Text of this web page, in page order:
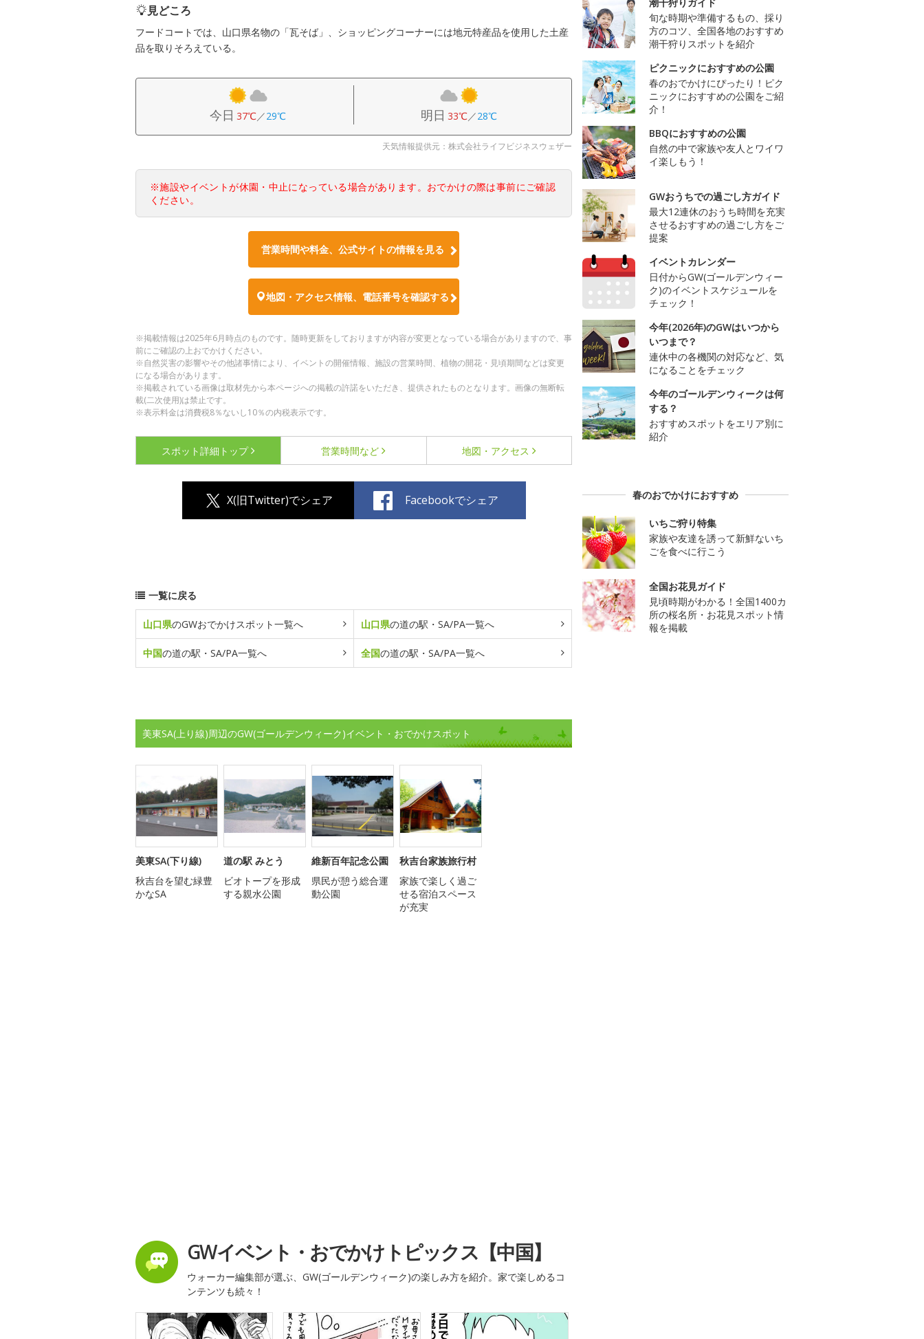
見どころ
フードコートでは、山口県名物の「瓦そば」、ショッピングコーナーには地元特産品を使用した土産
品を取りそろえている。
今日 37℃／29℃ 明日 33℃／28℃
天気情報提供元：株式会社ライフビジネスウェザー
※施設やイベントが休園・中止になっている場合があります。おでかけの際は事前にご確認
ください。
営業時間や料金、公式サイトの情報を見る
地図・アクセス情報、電話番号を確認する
※掲載情報は2025年6月時点のものです。随時更新をしておりますが内容が変更となっている場合がありますので、事
前にご確認の上おでかけください。
※自然災害の影響やその他諸事情により、イベントの開催情報、施設の営業時間、植物の開花・見頃期間などは変更
になる場合があります。
※掲載されている画像は取材先から本ページへの掲載の許諾をいただき、提供されたものとなります。画像の無断転
載(二次使用)は禁止です。
※表示料金は消費税8％ないし10％の内税表示です。
スポット詳細 トップ 営業時間など 地図・アクセス
X(旧Twitter)でシェア Facebookでシェア
一覧に戻る
山口県のGWおでかけスポット一覧へ 山口県の道の駅・SA/PA一覧へ
中国の道の駅・SA/PA一覧へ 全国の道の駅・SA/PA一覧へ
美東SA(上り線)周辺のGW(ゴールデンウィーク)イベント・おでかけスポット
美東SA(下り線)
秋吉台を望む緑豊
かなSA
道の駅 みとう
ビオトープを形成
する親水公園
維新百年記念公園
県民が憩う総合運
動公園
秋吉台家族旅行村
家族で楽しく過ご
せる宿泊スペース
が充実
GWイベント・おでかけトピックス【中国】
ウォーカー編集部が選ぶ、GW(ゴールデンウィーク)の楽しみ方を紹介。家で楽しめるコ
ンテンツも続々！
旬な時期や準備するもの、採り
方のコツ、全国各地のおすすめ
潮干狩りスポットを紹介
ピクニックにおすすめの公園
春のおでかけにぴったり！ピク
ニックにおすすめの公園をご紹
介！
BBQにおすすめの公園
自然の中で家族や友人とワイワ
イ楽しもう！
GWおうちでの過ごし方ガイド
最大12連休のおうち時間を充実
させるおすすめの過ごし方をご
提案
イベントカレンダー
日付からGW(ゴールデンウィー
ク)のイベントスケジュールを
チェック！
今年(2026年)のGWはいつから
いつまで？
連休中の各機関の対応など、気
になることをチェック
今年のゴールデンウィークは何
する？
おすすめスポットをエリア別に
紹介
春のおでかけにおすすめ
いちご狩り特集
家族や友達を誘って新鮮ないち
ごを食べに行こう
全国お花見ガイド
見頃時期がわかる！全国1400カ
所の桜名所・お花見スポット情
報を掲載